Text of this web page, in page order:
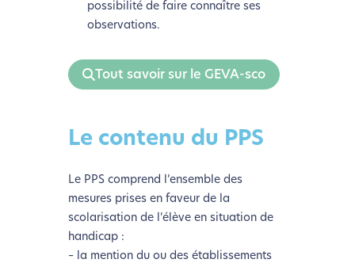
possibilité de faire connaître ses
observations.
Tout savoir sur le GEVA-sco
Le contenu du PPS
Le PPS comprend l’ensemble des
mesures prises en faveur de la
scolarisation de l’élève en situation de
handicap :
– la mention du ou des établissements